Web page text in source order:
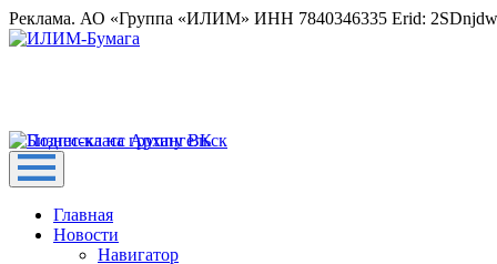
Реклама. АО «Группа «ИЛИМ» ИНН 7840346335 Erid:
Главная
Новости
Навигатор